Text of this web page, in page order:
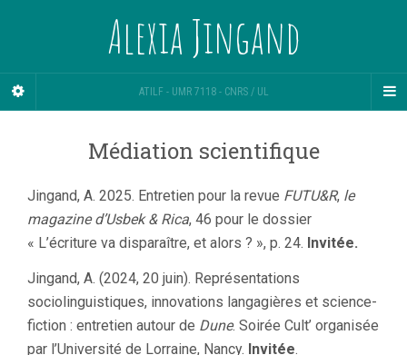
Alexia Jingand
ATILF - UMR 7118 - CNRS / UL
Médiation scientifique
Jingand, A. 2025. Entretien pour la revue FUTU&R, le
magazine d’Usbek & Rica, 46 pour le dossier
« L’écriture va disparaître, et alors ? », p. 24. Invitée.
Jingand, A. (2024, 20 juin). Représentations
sociolinguistiques, innovations langagières et science-
fiction : entretien autour de Dune. Soirée Cult’ organisée
par l’Université de Lorraine, Nancy. Invitée.